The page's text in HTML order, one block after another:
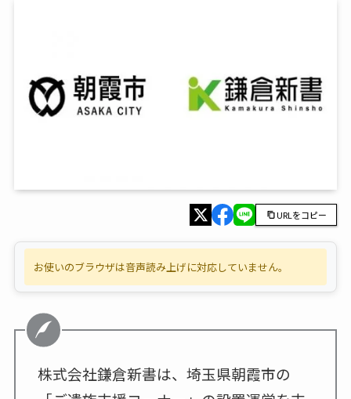
URLをコピー
お使いのブラウザは音声読み上げに対応していません。
株式会社鎌倉新書は、埼玉県朝霞市の